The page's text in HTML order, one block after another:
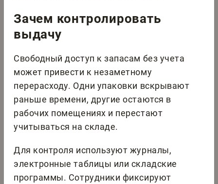
Зачем контролировать
выдачу
Свободный доступ к запасам без учета
может привести к незаметному
перерасходу. Одни упаковки вскрывают
раньше времени, другие остаются в
рабочих помещениях и перестают
учитываться на складе.
Для контроля используют журналы,
электронные таблицы или складские
программы. Сотрудники фиксируют